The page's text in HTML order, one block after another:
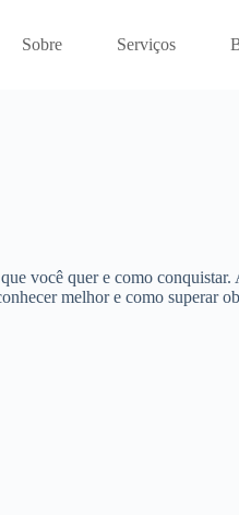
Sobre Serviços
você quer e como
melhor e como superar